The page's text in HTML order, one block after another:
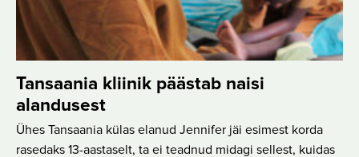
Tansaania kliinik päästab naisi
alandusest
Ühes Tansaania külas elanud Jennifer jäi esimest korda
rasedaks 13-aastaselt, ta ei teadnud midagi sellest, kuidas